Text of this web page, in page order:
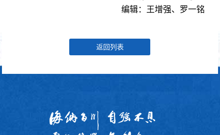
编辑：王增强、罗一铭
返回列表